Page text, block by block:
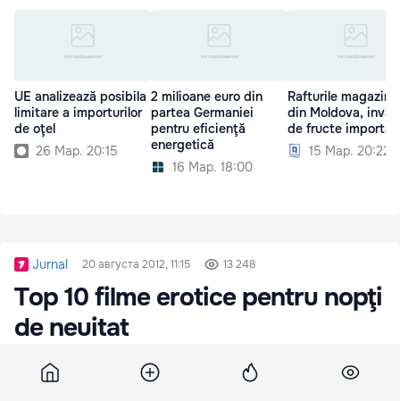
UE analizează posibila
limitare a importurilor
de oţel
26 Мар. 20:15
2 milioane euro din
partea Germaniei
pentru eficienţă
energetică
16 Мар. 18:00
Rafturile
din Moldova,
de fructe
15 Мар. 20:22
Jurnal 20 августа 2012, 11:15 13 248
Top 10 filme erotice pentru nopţi
de neuitat
Pentru ca suntem in luna iubirii, iar senzualitatea